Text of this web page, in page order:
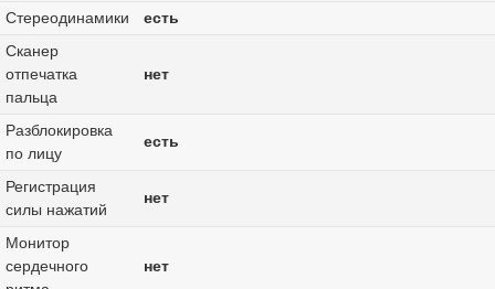
Стереодинамики
есть
Сканер
отпечатка
пальца
нет
Разблокировка
по лицу
есть
Регистрация
силы нажатий
нет
Монитор
сердечного
нет